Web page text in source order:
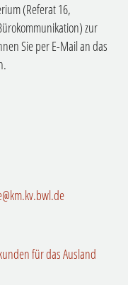
(Referat 16,
zur
Sie per E-Mail an das
für das Ausland